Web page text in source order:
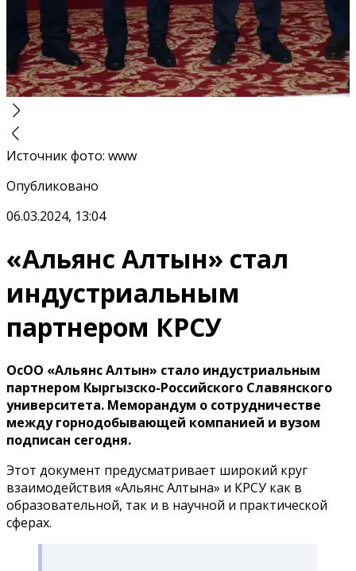
Источник фото: www
Опубликовано
06.03.2024, 13:04
«Альянс Алтын» стал
индустриальным
партнером КРСУ
ОсОО «Альянс Алтын» стало индустриальным
партнером Кыргызско-Российского Славянского
университета. Меморандум о сотрудничестве
между горнодобывающей компанией и вузом
подписан сегодня.
Этот документ предусматривает широкий круг
взаимодействия «Альянс Алтына» и КРСУ как в
образовательной, так и в научной и практической
сферах.